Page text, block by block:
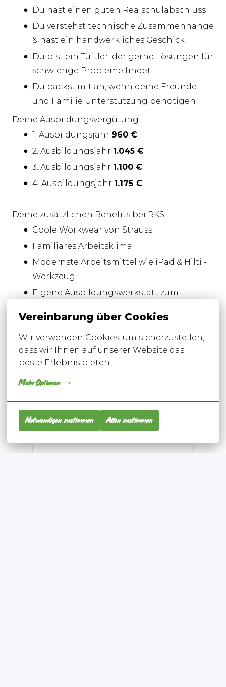
Vereinbarung über Cookies
Wir verwenden Cookies, um sicherzustellen,
dass wir Ihnen auf unserer Website das
beste Erlebnis bieten.
Mehr Optionen
Notwendigen zustimmen Allen zustimmen
Du hast einen guten Realschulabschluss
Du verstehst technische Zusammenhänge
& hast ein handwerkliches Geschick
Du bist ein Tüftler, der gerne Lösungen für
schwierige Probleme findet
Du packst mit an, wenn deine Freunde
und Familie Unterstützung benötigen
Deine Ausbildungsvergütung:
1. Ausbildungsjahr 960 €
2. Ausbildungsjahr 1.045 €
3. Ausbildungsjahr 1.100 €
4. Ausbildungsjahr 1.175 €
Deine zusätzlichen Benefits bei RKS:
Coole Workwear von Strauss
Familiäres Arbeitsklima
Modernste Arbeitsmittel wie iPad & Hilti -
Werkzeug
Eigene Ausbildungswerkstatt zum
Wir begleiten Dich auch nach Deiner
Ausbildung auf Deinem Weg zum
Techniker oder Meister